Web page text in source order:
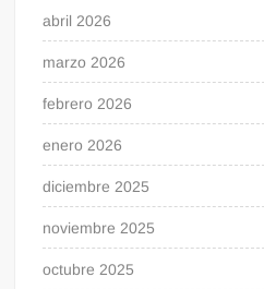
abril 2026
marzo 2026
febrero 2026
enero 2026
diciembre 2025
noviembre 2025
octubre 2025